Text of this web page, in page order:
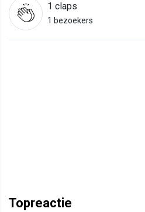
1 claps
1 bezoekers
Topreactie